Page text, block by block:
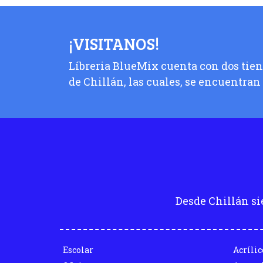
¡VISITANOS!
Líbreria BlueMix cuenta con dos
de Chillán, las cuales, se
Desde Chillán
Escolar